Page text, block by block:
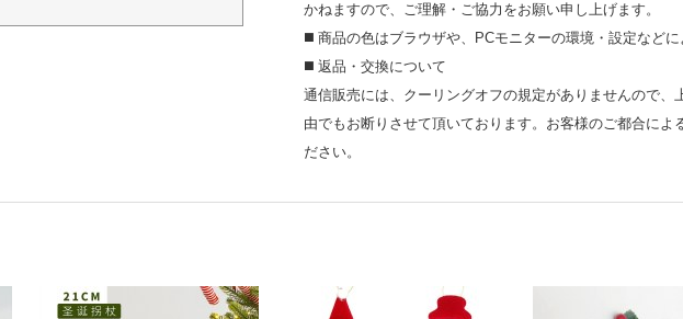
かねますので、ご理解・ご協⼒をお願い申し上げます。
◼️ 商品の⾊はブラウザや、PCモニターの環境・設定など
◼️ 返品・交換について
通信販売には、クーリングオフの規定がありませんので
由でもお断りさせて頂いております。お客様のご都合に
ださい。